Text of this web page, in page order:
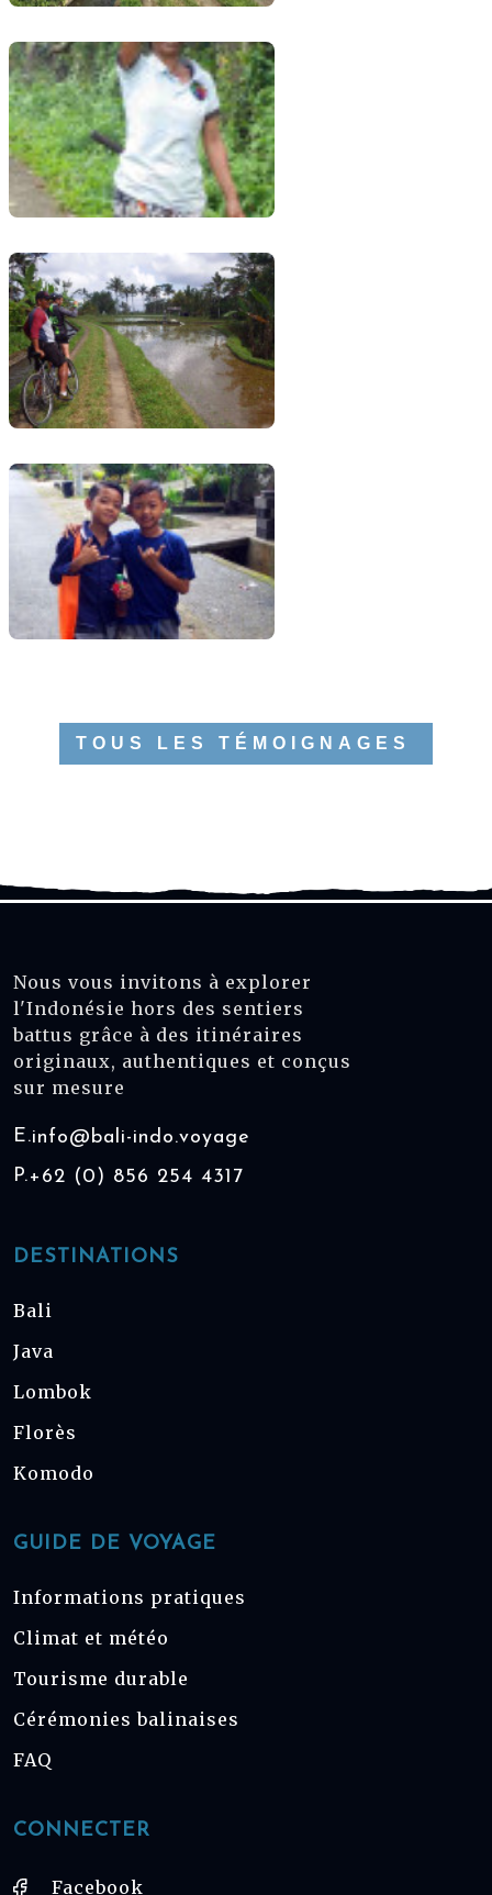
TOUS LES TÉMOIGNAGES
Nous vous invitons à explorer
l'Indonésie hors des sentiers
battus grâce à des itinéraires
originaux, authentiques et conçus
sur mesure
E.info@bali-indo.voyage
P.+62 (0) 856 254 4317
DESTINATIONS
Bali
Java
Lombok
Florès
Komodo
GUIDE DE VOYAGE
Informations pratiques
Climat et météo
Tourisme durable
Cérémonies balinaises
FAQ
CONNECTER
Facebook